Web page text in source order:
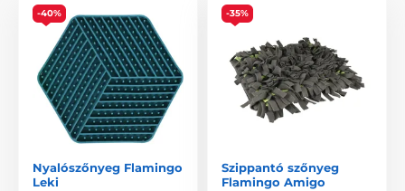
-40%
Nyalószőnyeg Flamingo
Leki
-35%
Szippantó szőnyeg
Flamingo Amigo